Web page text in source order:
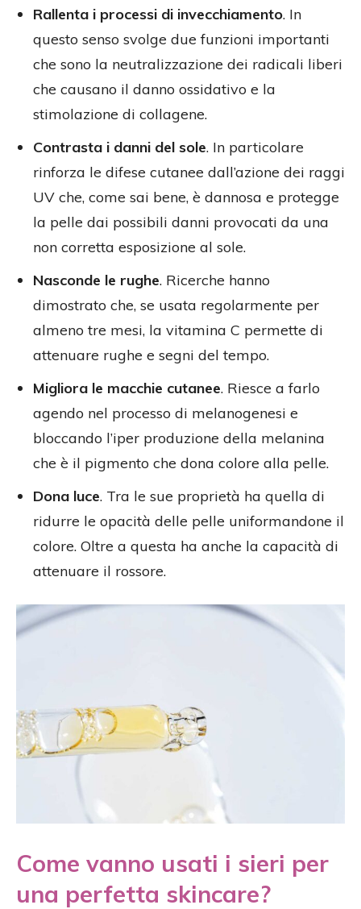
Rallenta i processi di invecchiamento. In
questo senso svolge due funzioni importanti
che sono la neutralizzazione dei radicali liberi
che causano il danno ossidativo e la
stimolazione di collagene.
Contrasta i danni del sole. In particolare
rinforza le difese cutanee dall’azione dei raggi
UV che, come sai bene, è dannosa e protegge
la pelle dai possibili danni provocati da una
non corretta esposizione al sole.
Nasconde le rughe. Ricerche hanno
dimostrato che, se usata regolarmente per
almeno tre mesi, la vitamina C permette di
attenuare rughe e segni del tempo.
Migliora le macchie cutanee. Riesce a farlo
agendo nel processo di melanogenesi e
bloccando l’iper produzione della melanina
che è il pigmento che dona colore alla pelle.
Dona luce. Tra le sue proprietà ha quella di
ridurre le opacità delle pelle uniformandone il
colore. Oltre a questa ha anche la capacità di
attenuare il rossore.
Come vanno usati i sieri per
una perfetta skincare?